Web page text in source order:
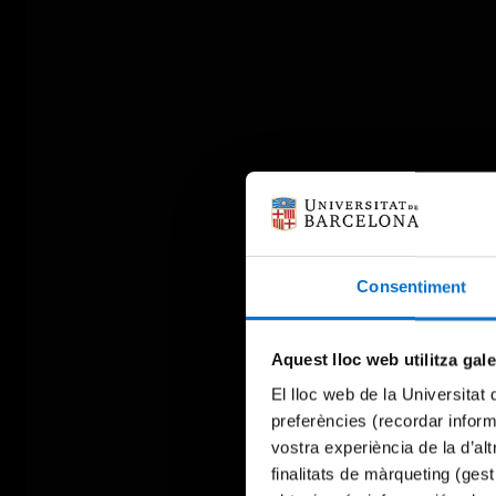
Consentiment
Aquest lloc web utilitza
El lloc web de la Universitat
preferències (recordar
vostra experiència de la
finalitats de màrqueting